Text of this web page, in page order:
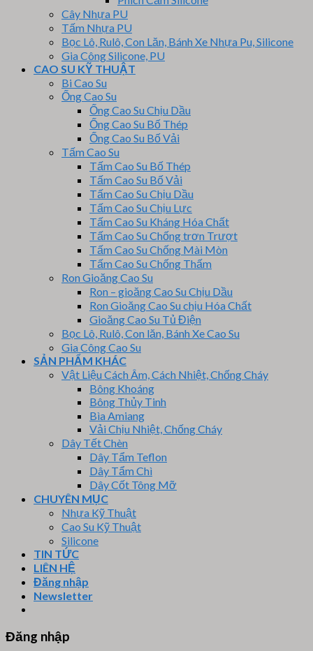
Cây Nhựa PU
Tấm Nhựa PU
Bọc Lô, Rulô, Con Lăn, Bánh Xe Nhựa Pu, Silicone
Gia Công Silicone, PU
CAO SU KỸ THUẬT
Bi Cao Su
Ống Cao Su
Ống Cao Su Chịu Dầu
Ống Cao Su Bố Thép
Ống Cao Su Bố Vải
Tấm Cao Su
Tấm Cao Su Bố Thép
Tấm Cao Su Bố Vải
Tấm Cao Su Chịu Dầu
Tấm Cao Su Chịu Lực
Tấm Cao Su Kháng Hóa Chất
Tấm Cao Su Chống trơn Trượt
Tấm Cao Su Chống Mài Mòn
Tấm Cao Su Chống Thấm
Ron Gioăng Cao Su
Ron – gioăng Cao Su Chịu Dầu
Ron Gioăng Cao Su chịu Hóa Chất
Gioăng Cao Su Tủ Điện
Bọc Lô, Rulô, Con lăn, Bánh Xe Cao Su
Gia Công Cao Su
SẢN PHẨM KHÁC
Vật Liệu Cách Âm, Cách Nhiệt, Chống Cháy
Bông Khoáng
Bông Thủy Tinh
Bìa Amiang
Vải Chịu Nhiệt, Chống Cháy
Dây Tết Chèn
Dây Tẩm Teflon
Dây Tẩm Chì
Dây Cốt Tông Mỡ
CHUYÊN MỤC
Nhựa Kỹ Thuật
Cao Su Kỹ Thuật
Silicone
TIN TỨC
LIÊN HỆ
Đăng nhập
Newsletter
Đăng nhập